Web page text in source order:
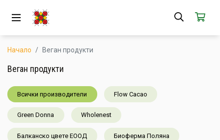
АБОНАМЕНТ
КАК РАБОТИ
НОВИ ПРОДУКТИ
ПОПУЛЯРНИ ПРОДУКТИ
ПРОИЗВОДИТЕЛИ
Начало Веган продукти
Веган продукти
Всички производители Flow Cacao
Green Donna Wholenest
Балканско цвете ЕООД Биоферма Поляна